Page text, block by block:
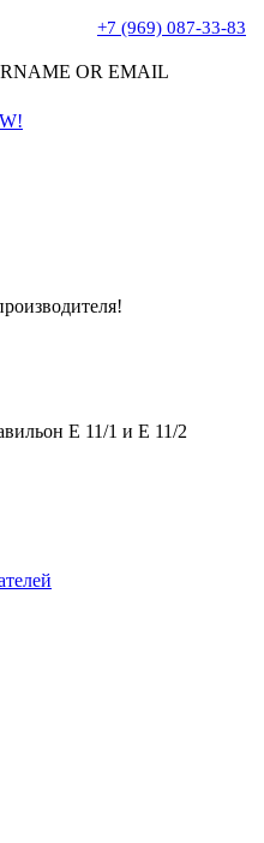
OR EMAIL
+7 (969) 087-33-83
Е 11/1 и Е 11/2